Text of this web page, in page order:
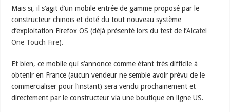
Mais si, il s’agit d’un mobile entrée de gamme proposé par le
constructeur chinois et doté du tout nouveau système
d’exploitation Firefox OS (déjà présenté lors du test de l’Alcatel
One Touch Fire).
Et bien, ce mobile qui s’annonce comme étant très difficile à
obtenir en France (aucun vendeur ne semble avoir prévu de le
commercialiser pour l’instant) sera vendu prochainement et
directement par le constructeur via une boutique en ligne US.